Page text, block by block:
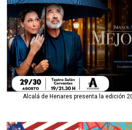
Alcalá de Henares presenta la edición